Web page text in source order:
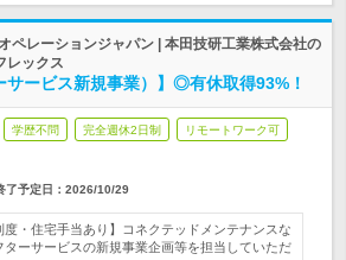
ペレーションジャパン | 本田技研工業株式会社の
レックス
サービス新規事業）】◎有休取得93%！
学歴不問 完全週休2日制 リモートワーク可
了予定日： 2026/10/29
度・住宅手当あり】コネクテッドメンテナンスな
ターサービスの新規事業企画等を担当していただ